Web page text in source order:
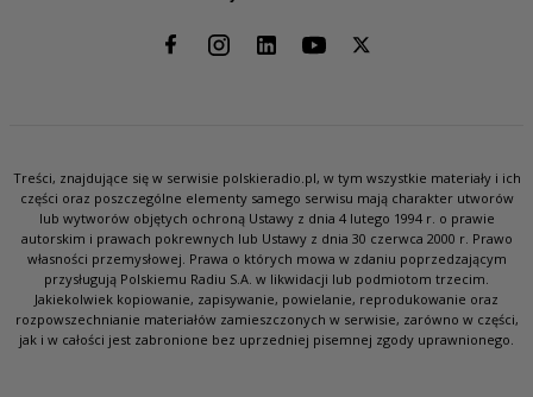
Treści, znajdujące się w serwisie polskieradio.pl, w tym wszystkie materiały i ich
części oraz poszczególne elementy samego serwisu mają charakter utworów
lub wytworów objętych ochroną Ustawy z dnia 4 lutego 1994 r. o prawie
autorskim i prawach pokrewnych lub Ustawy z dnia 30 czerwca 2000 r. Prawo
własności przemysłowej. Prawa o których mowa w zdaniu poprzedzającym
przysługują Polskiemu Radiu S.A. w likwidacji lub podmiotom trzecim.
Jakiekolwiek kopiowanie, zapisywanie, powielanie, reprodukowanie oraz
rozpowszechnianie materiałów zamieszczonych w serwisie, zarówno w części,
jak i w całości jest zabronione bez uprzedniej pisemnej zgody uprawnionego.